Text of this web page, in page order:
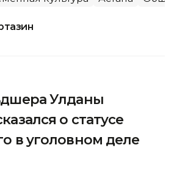
Улданы
о статусе
в уголовном деле